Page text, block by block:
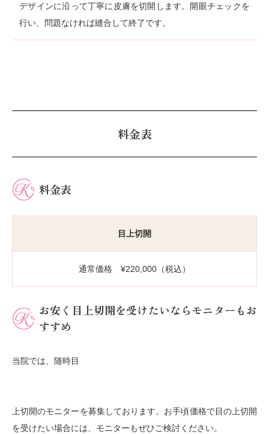
デザインに沿って丁寧に皮膚を切開します。開眼チェックを
行い、問題なければ縫合して終了です。
料金表
料金表
目上切開
通常価格 ¥220,000（税込）
お安く目上切開を受けたいならモニターもお
すすめ
当院では、随時目
上切開のモニターを募集しております。お手頃価格で目の上切開
を受けたい場合には、モニターもぜひご検討ください。